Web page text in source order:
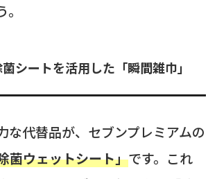
シートを活用した「瞬間雑巾」
な代替品が、セブンプレミアムの
菌ウェットシート」です。これ